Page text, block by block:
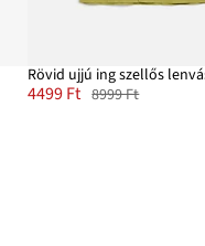
4499 Ft 8999 Ft